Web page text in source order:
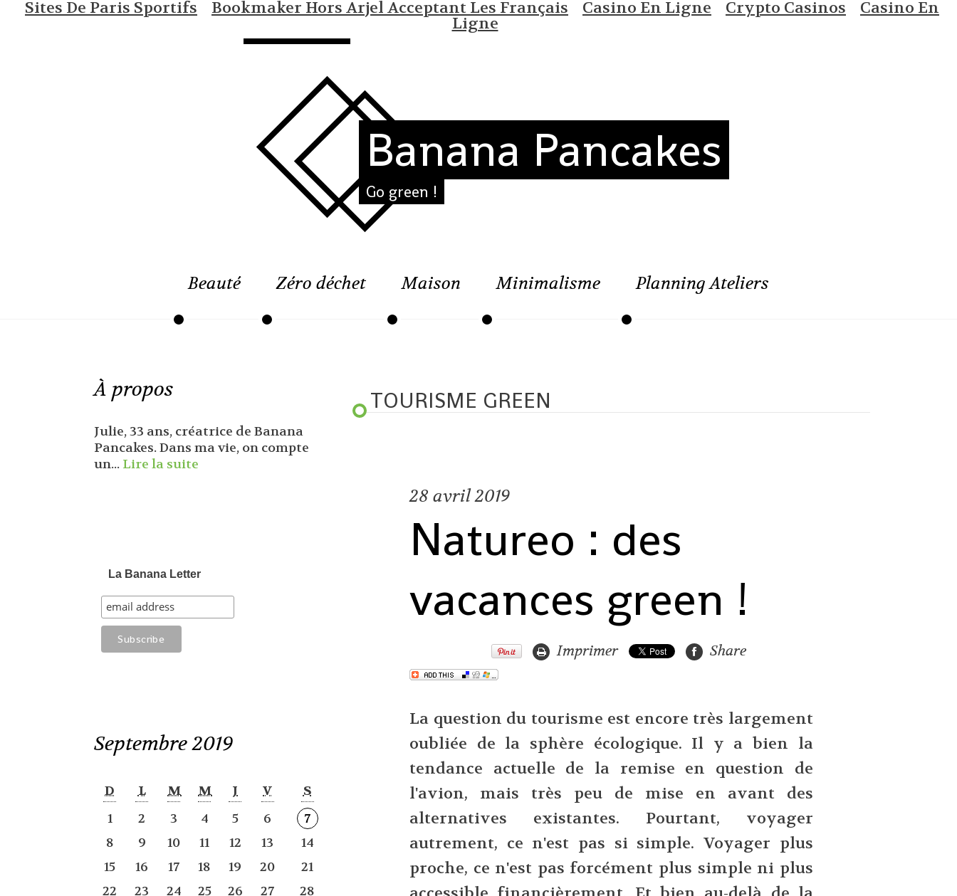
Sites De Paris Sportifs Bookmaker Hors Arjel Acceptant Les Français Casino En Ligne Crypto Casinos Casino En
Ligne
Banana Pancakes
Go green !
Beauté Zéro déchet Maison Minimalisme Planning Ateliers
À propos
Julie, 33 ans, créatrice de Banana
Pancakes. Dans ma vie, on compte
un... Lire la suite
La Banana Letter
Septembre 2019
D L M M J V
S
1
2 3 4 5 6
7
8
9 10 11 12 13
14
15
16 17 18 19 20
21
22
23 24 25 26 27
28
TOURISME GREEN
28 avril 2019
Natureo : des
vacances green !
Imprimer Share
La question du tourisme est encore très largement
oubliée de la sphère écologique. Il y a bien la
tendance actuelle de la remise en question de
l'avion, mais très peu de mise en avant des
alternatives existantes. Pourtant, voyager
autrement, ce n'est pas si simple. Voyager plus
proche, ce n'est pas forcément plus simple ni plus